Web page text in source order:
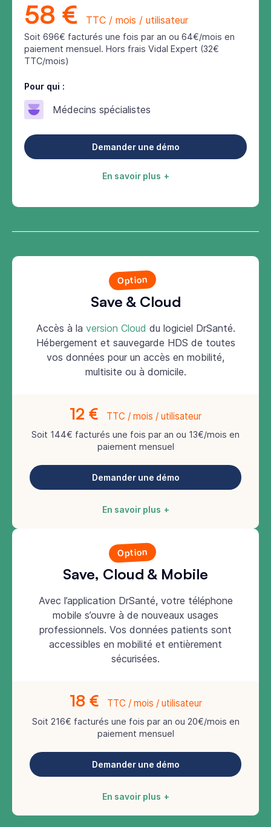
58 € TTC / mois / utilisateur
Soit 696€ facturés une fois par an ou 64€/mois en
paiement mensuel. Hors frais Vidal Expert (32€
TTC/mois)
Pour qui :
Médecins spécialistes
Demander une démo
En savoir plus
Option
Save & Cloud
Accès à la version Cloud du logiciel DrSanté.
Hébergement et sauvegarde HDS de toutes
vos données pour un accès en mobilité,
multisite ou à domicile.
12 € TTC / mois / utilisateur
Soit 144€ facturés une fois par an ou 13€/mois en
paiement mensuel
Demander une démo
En savoir plus
Option
Save, Cloud & Mobile
Avec l’application DrSanté, votre téléphone
mobile s’ouvre à de nouveaux usages
professionnels. Vos données patients sont
accessibles en mobilité et entièrement
sécurisées.
18 € TTC / mois / utilisateur
Soit 216€ facturés une fois par an ou 20€/mois en
paiement mensuel
Demander une démo
En savoir plus